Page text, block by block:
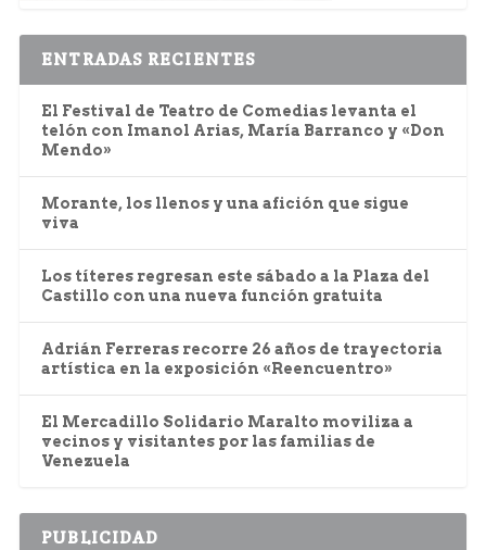
ENTRADAS RECIENTES
El Festival de Teatro de Comedias levanta el
telón con Imanol Arias, María Barranco y «Don
Mendo»
Morante, los llenos y una afición que sigue
viva
Los títeres regresan este sábado a la Plaza del
Castillo con una nueva función gratuita
Adrián Ferreras recorre 26 años de trayectoria
artística en la exposición «Reencuentro»
El Mercadillo Solidario Maralto moviliza a
vecinos y visitantes por las familias de
Venezuela
PUBLICIDAD